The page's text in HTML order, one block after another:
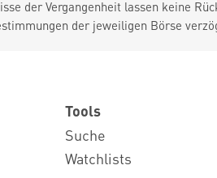
der Vergangenheit lassen keine
der jeweiligen Börse
Tools
Suche
Watchlists